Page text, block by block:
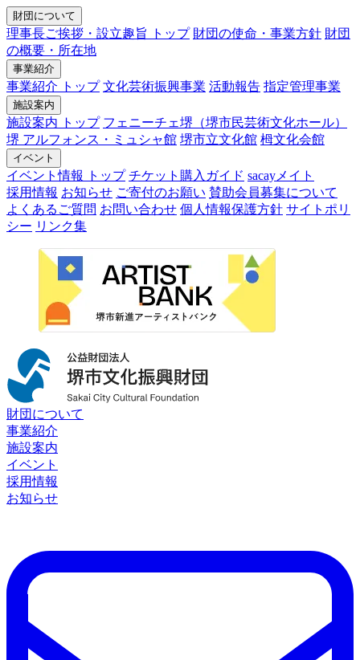
財団について
理事長ご挨拶・設立趣旨 トップ 財団の使命・事業方針 財団
の概要・所在地
事業紹介
事業紹介 トップ 文化芸術振興事業 活動報告 指定管理事業
施設案内
施設案内 トップ フェニーチェ堺（堺市民芸術文化ホール）
堺 アルフォンス・ミュシャ館 堺市立文化館 栂文化会館
イベント
イベント情報 トップ チケット購入ガイド sacayメイト
採用情報 お知らせ ご寄付のお願い 賛助会員募集について
よくあるご質問 お問い合わせ 個人情報保護方針 サイトポリ
シー リンク集
財団について
事業紹介
施設案内
イベント
採用情報
お知らせ